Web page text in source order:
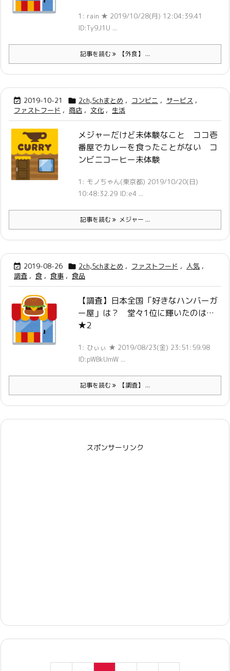
1: rain ★ 2019/10/28(月) 12:04:39.41
ID:Ty9J1U ...
記事を読む 【外食】 ...
 2019-10-21  2ch,5chまとめ , コンビニ , サービス ,
ファストフード , 商店 , 文化 , 生活
メジャーだけど未体験なこと ココ壱
番屋でカレーを食ったことがない コ
ンビニコーヒー未体験
1: モノちゃん(東京都) 2019/10/20(日)
10:48:32.29 ID:e4 ...
記事を読む メジャー ...
 2019-08-26  2ch,5chまとめ , ファストフード , 人気 ,
調査 , 食 , 食事 , 食品
【調査】日本全国「好きなハンバーガ
ー屋」は？ 堂々1位に輝いたのは…
★2
1: ひぃぃ ★ 2019/08/23(金) 23:51:59.98
ID:pWBkUmW ...
記事を読む 【調査】 ...
スポンサーリンク